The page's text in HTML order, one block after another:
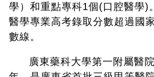
學）和重點專科1個(口腔醫學)
醫學專業高考錄取分數超過國
數線。
廣東藥科大學第一附屬醫